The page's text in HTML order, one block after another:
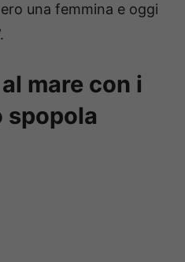
una femmina e oggi
mare con i
spopola